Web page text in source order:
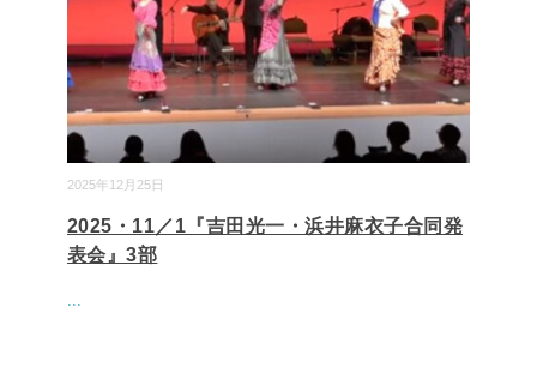
2025年12月25日
2025・11／1『吉田光一・浜井麻衣子合同発
表会』3部
...